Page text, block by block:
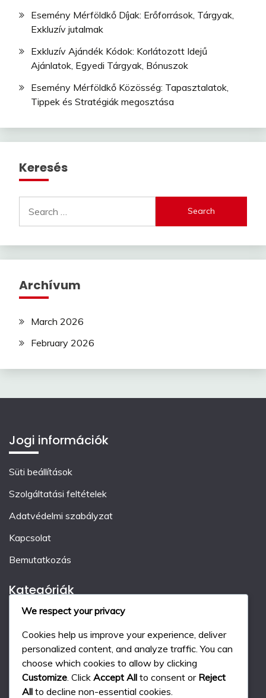
Esemény Mérföldkő Díjak: Erőforrások, Tárgyak,
Exkluzív jutalmak
Exkluzív Ajándék Kódok: Korlátozott Idejű
Ajánlatok, Egyedi Tárgyak, Bónuszok
Esemény Mérföldkő Közösség: Tapasztalatok,
Tippek és Stratégiák megosztása
Keresés
for:
Archívum
March 2026
February 2026
Jogi információk
Süti beállítások
Szolgáltatási feltételek
Adatvédelmi szabályzat
Kapcsolat
Bemutatkozás
Kategóriák
Esemény Mérföldkő Jutalmak
Havi Bérlet Előnyei
We respect your privacy
Cookies help us improve your experience, deliver
personalized content, and analyze traffic. You can
choose which cookies to allow by clicking
Customize . Click Accept All to consent or Reject
All to decline non-essential cookies.